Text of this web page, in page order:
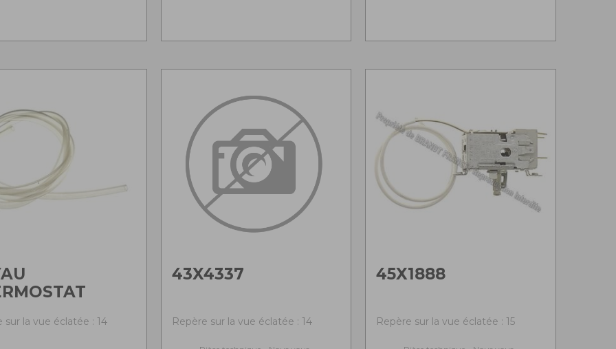
sur la vue éclatée : 14
43X4337
Repère sur la vue éclatée : 14
45X1888
Repère sur la vue éclatée : 15